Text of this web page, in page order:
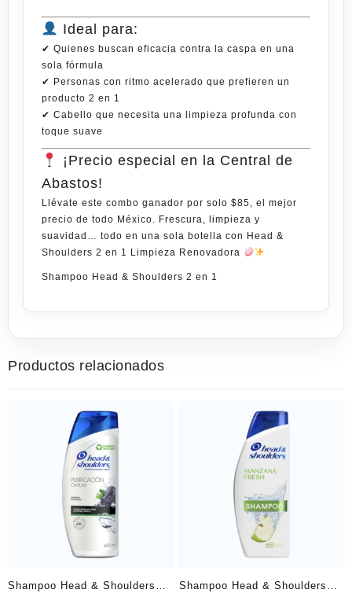
Ideal para:
✔ Quienes buscan eficacia contra la caspa en una
sola fórmula
✔ Personas con ritmo acelerado que prefieren un
producto 2 en 1
✔ Cabello que necesita una limpieza profunda con
toque suave
¡Precio especial en la Central de
Abastos!
Llévate este combo ganador por solo $85, el mejor
precio de todo México. Frescura, limpieza y
suavidad… todo en una sola botella con Head &
Shoulders 2 en 1 Limpieza Renovadora
Shampoo Head & Shoulders 2 en 1
Productos relacionados
Shampoo Head & Shoulders
Shampoo Head & Shoulders